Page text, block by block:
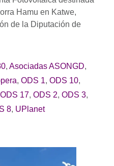
Hamu en Katwe,
de la Diputación de
, Asociadas ASONGD,
, ODS 1, ODS 10,
ODS 17, ODS 2, ODS 3,
8, UPlanet